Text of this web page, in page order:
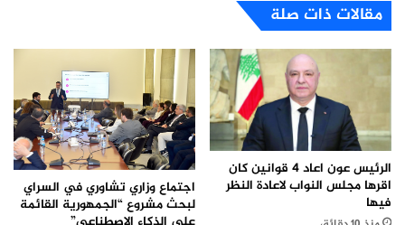
مقالات ذات صلة
الرئيس عون اعاد 4 قوانين كان
اقرها مجلس النواب لاعادة النظر
فيها
اجتماع وزاري تشاوري في السراي
لبحث مشروع “الجمهورية القائمة